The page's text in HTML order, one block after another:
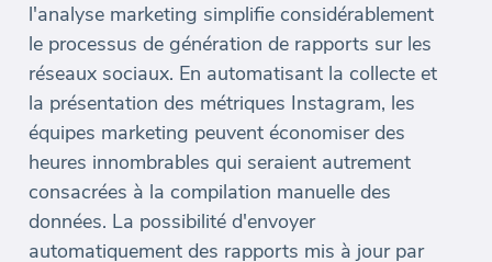
l'analyse marketing simplifie considérablement
le processus de génération de rapports sur les
réseaux sociaux. En automatisant la collecte et
la présentation des métriques Instagram, les
équipes marketing peuvent économiser des
heures innombrables qui seraient autrement
consacrées à la compilation manuelle des
données. La possibilité d'envoyer
automatiquement des rapports mis à jour par